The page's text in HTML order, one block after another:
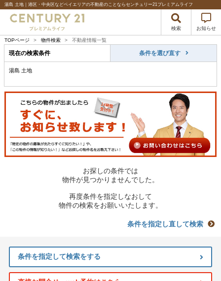
湯島 土地｜港区・中央区などベイエリアの不動産のことならセンチュリー21プレミアムライフ
検索 お知らせ
TOPページ > 物件検索 > 不動産情報一覧
現在の検索条件 条件を選び直す
湯島 土地
お探しの条件では
物件が見つかりませんでした。
再度条件を指定しなおして
物件の検索をお願いいたします。
条件を指定し直して検索
条件を指定して検索をする